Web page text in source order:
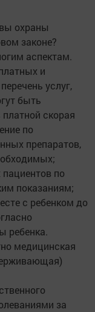
охраны
законе?
аспектам.
и
услуг,
быть
скорая
по
препаратов,
по
показаниям;
с ребенком до
ребенка.
медицинская
за